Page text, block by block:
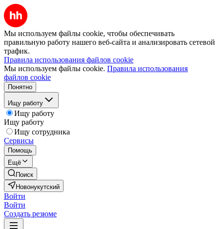
Мы используем файлы cookie, чтобы обеспечивать
правильную работу нашего веб-сайта и анализировать сетевой
трафик.
Правила использования файлов cookie
Мы используем файлы cookie. Правила использования
файлов cookie
Понятно
Ищу работу
Ищу работу
Ищу работу
Ищу сотрудника
Сервисы
Помощь
Ещё
Поиск
Новонукутский
Войти
Войти
Создать резюме